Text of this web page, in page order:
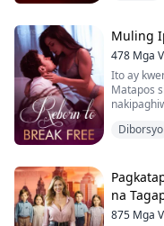
Muling
478 Mga
Ito ay
Matapos
niya ang
misteryo
kanya...
Diborsyo
na
875 Mga